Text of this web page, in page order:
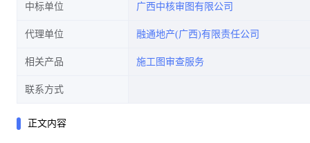
中标单位 广西中核审图有限公司
代理单位 融通地产(广西)有限责任公司
相关产品 施工图审查服务
联系方式
正文内容